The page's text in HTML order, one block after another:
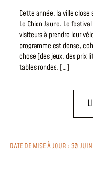
Cette année, la ville close
Le Chien Jaune. Le
visiteurs à prendre leur
programme est dense,
chose (des jeux, des prix
tables rondes, […]
DATE DE MISE À JOUR : 30